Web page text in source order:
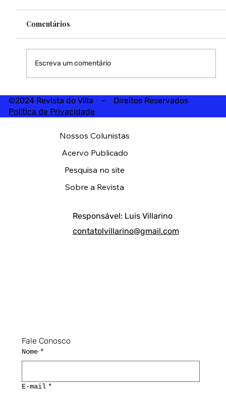
Comentários
Escreva um comentário
©2024 Revista do Villa - Direitos Reservados
Política de Privacidade
Fale Conosco
Nome *
E-mail *
Responsável: Luis Villarino
contatolvillarino@gmail.com
Nossos Colunistas
Acervo Publicado
Pesquisa no site
Sobre a Revista